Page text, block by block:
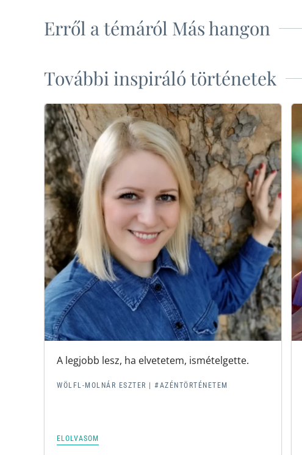
Erről a témáról Más hangon
További inspiráló történetek
A legjobb lesz, ha elvetetem, ismételgette.
WÖLFL-MOLNÁR ESZTER | #AZÉNTÖRTÉNETEM
ELOLVASOM